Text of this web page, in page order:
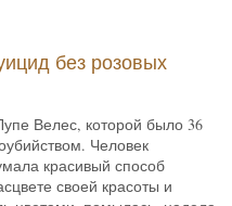
без розовых
Велес, которой было 36
Человек
красивый способ
своей красоты и